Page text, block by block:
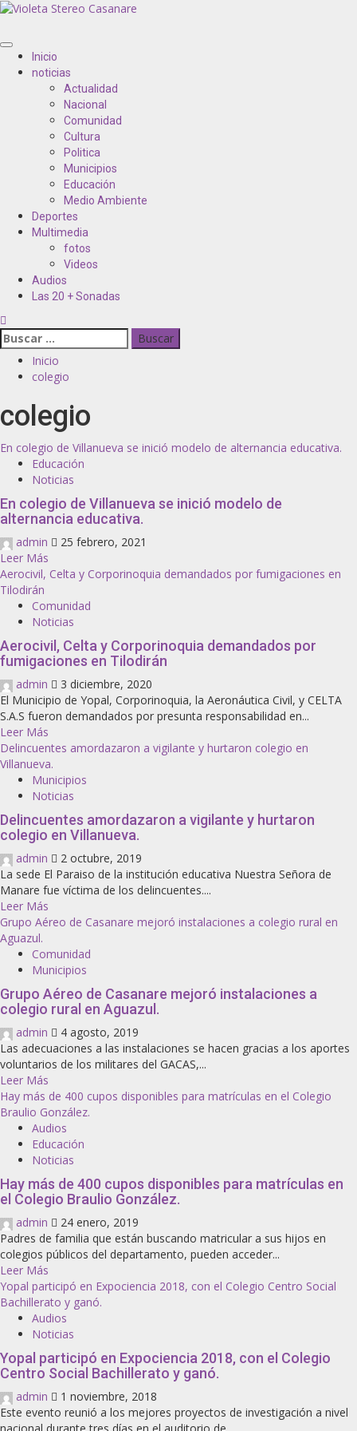
Inicio
noticias
Actualidad
Nacional
Comunidad
Cultura
Politica
Municipios
Educación
Medio Ambiente
Deportes
Multimedia
fotos
Videos
Audios
Las 20 + Sonadas
Inicio
colegio
colegio
En colegio de Villanueva se inició modelo de alternancia educativa.
Educación
Noticias
En colegio de Villanueva se inició modelo de
alternancia educativa.
admin
25 febrero, 2021
Leer Más
Aerocivil, Celta y Corporinoquia demandados por fumigaciones en
Tilodirán
Comunidad
Noticias
Aerocivil, Celta y Corporinoquia demandados por
fumigaciones en Tilodirán
admin
3 diciembre, 2020
El Municipio de Yopal, Corporinoquia, la Aeronáutica Civil, y CELTA
S.A.S fueron demandados por presunta responsabilidad en...
Leer Más
Delincuentes amordazaron a vigilante y hurtaron colegio en
Villanueva.
Municipios
Noticias
Delincuentes amordazaron a vigilante y hurtaron
colegio en Villanueva.
admin
2 octubre, 2019
La sede El Paraiso de la institución educativa Nuestra Señora de
Manare fue víctima de los delincuentes....
Leer Más
Grupo Aéreo de Casanare mejoró instalaciones a colegio rural en
Aguazul.
Comunidad
Municipios
Grupo Aéreo de Casanare mejoró instalaciones a
colegio rural en Aguazul.
admin
4 agosto, 2019
Las adecuaciones a las instalaciones se hacen gracias a los aportes
voluntarios de los militares del GACAS,...
Leer Más
Hay más de 400 cupos disponibles para matrículas en el Colegio
Braulio González.
Audios
Educación
Noticias
Hay más de 400 cupos disponibles para matrículas en
el Colegio Braulio González.
admin
24 enero, 2019
Padres de familia que están buscando matricular a sus hijos en
colegios públicos del departamento, pueden acceder...
Leer Más
Yopal participó en Expociencia 2018, con el Colegio Centro Social
Bachillerato y ganó.
Audios
Noticias
Yopal participó en Expociencia 2018, con el Colegio
Centro Social Bachillerato y ganó.
admin
1 noviembre, 2018
Este evento reunió a los mejores proyectos de investigación a nivel